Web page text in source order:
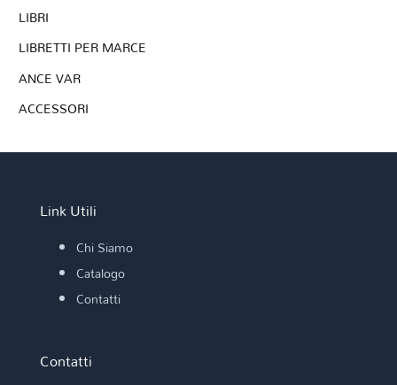
LIBRI
LIBRETTI PER MARCE
ANCE VAR
ACCESSORI
Link Utili
Chi Siamo
Catalogo
Contatti
Contatti